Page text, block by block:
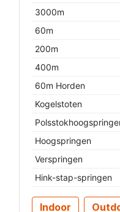
3000m
60m
200m
400m
60m Horden
Kogelstoten
Hoogspringen
Verspringen
Hink-stap-springen
Indoor